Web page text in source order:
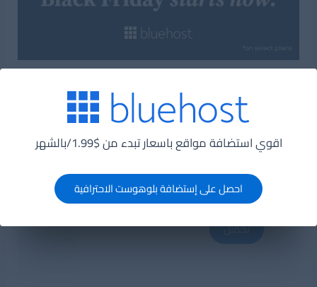
اقوي استضافة مواقع باسعار تبدء من $1.99/بالشهر
احصل على إستضافة بلوهوست الاحترافية
المؤلف :جميل حسين طويله
حجم الملف :3.12 ميجا بايت
معلومات اخرى :نوع الملف :
application/pdf
الوسوم :security
,حماية.
تحميل